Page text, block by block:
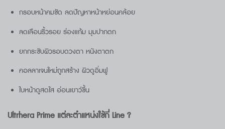
กรอบหน้าคมชัด ลดปัญหาหน้าหย่อนคล้อย
ลดเลือนริ้วรอย ร่องแก้ม มุมปากตก
ยกกระชับผิวรอบดวงตา หนังตาตก
คอลลาเจนใหม่ถูกสร้าง ผิวดูอิ่มฟู
ใบหน้าดูสดใส อ่อนเยาว์ขึ้น
Ultrhera Prime แต่ละตำแหน่งใช้กี่ Line ?